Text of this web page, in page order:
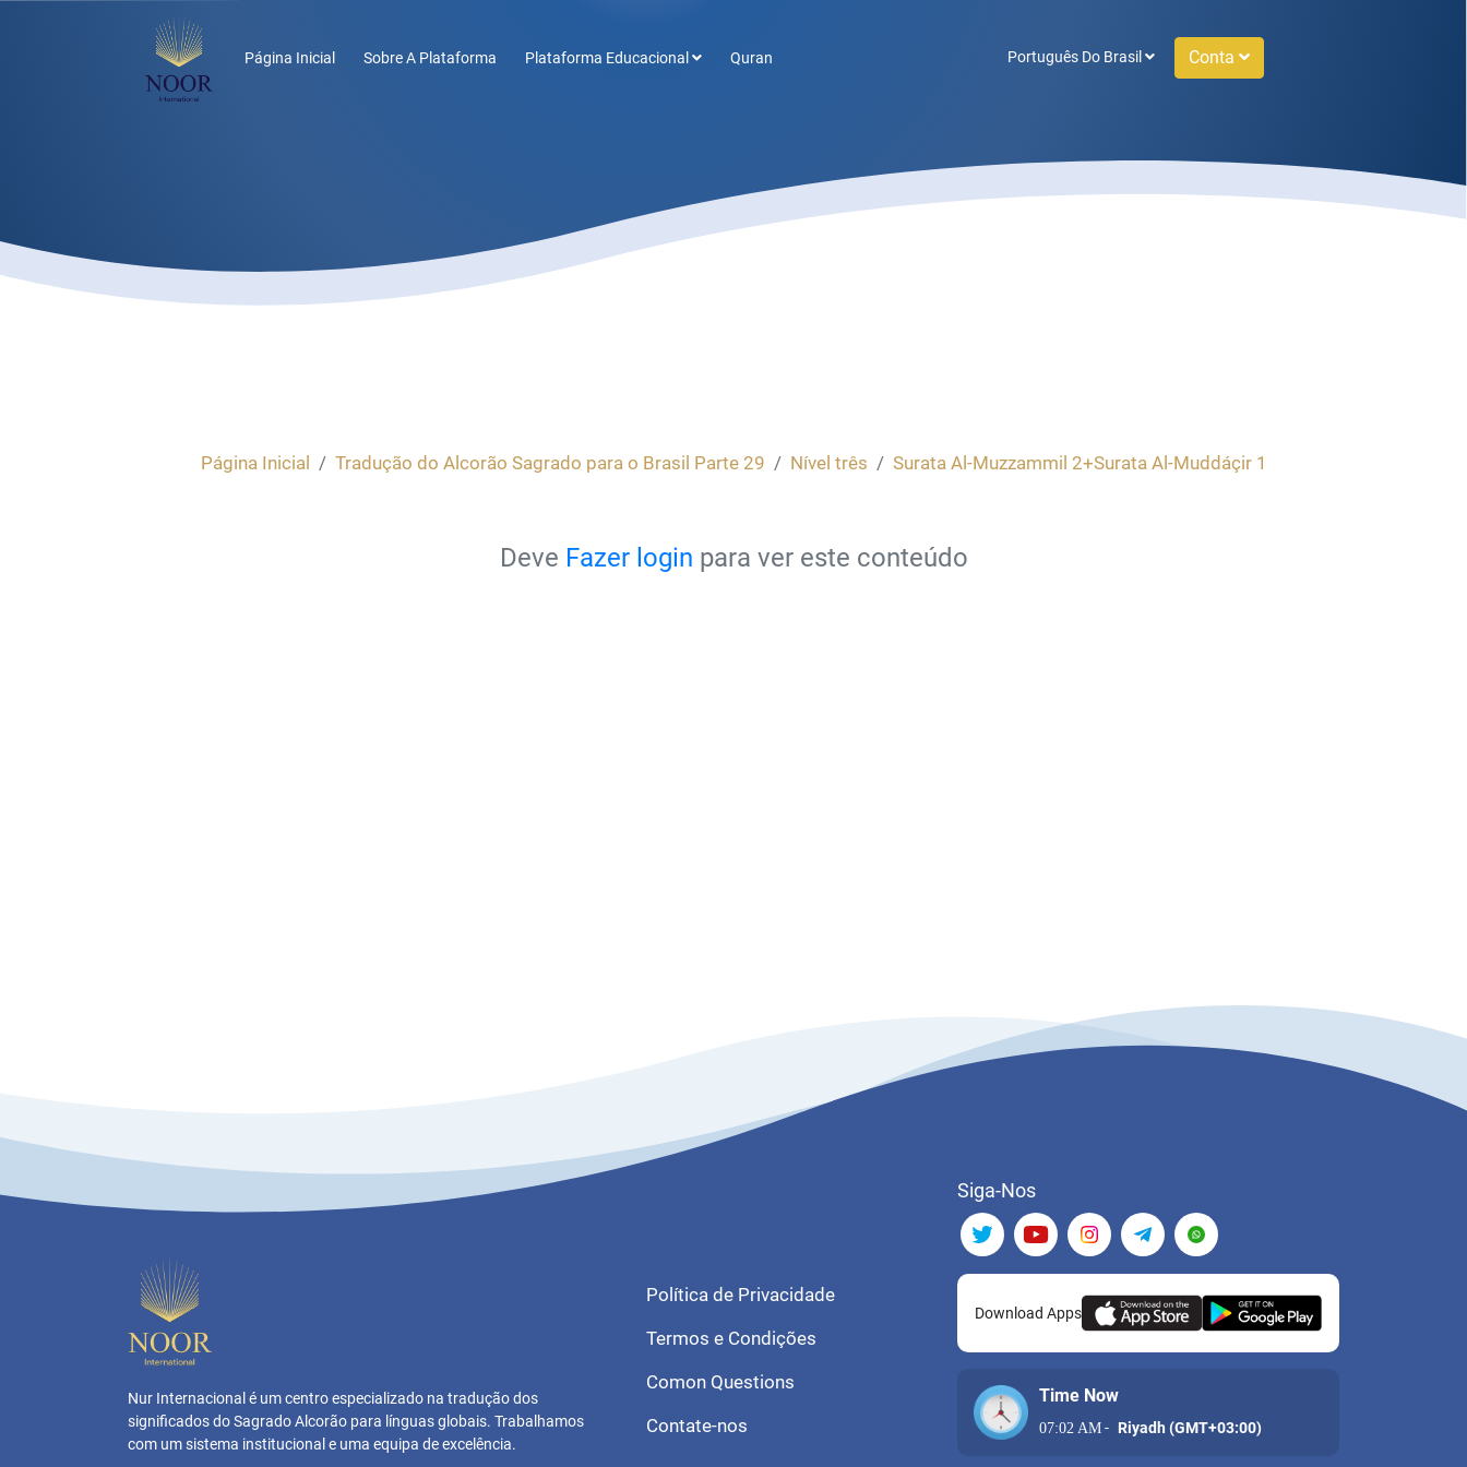
Página Inicial Sobre A Plataforma Plataforma Educacional Quran Português Do Brasil Conta
Página Inicial Tradução do Alcorão Sagrado para o Brasil Parte 29 Nível três Surata Al-Muzzammil 2+Surata Al-Muddáçir 1
Deve Fazer login para ver este conteúdo
Nur Internacional é um centro especializado na tradução dos
significados do Sagrado Alcorão para línguas globais. Trabalhamos
com um sistema institucional e uma equipa de excelência.
Política de Privacidade
Termos e Condições
Comon Questions
Contate-nos
Siga-Nos
Download Apps
Time Now
07:02 AM - Riyadh (GMT+03:00)